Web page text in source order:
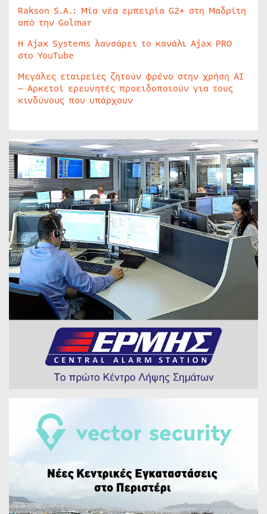
Rakson S.A.: Μία νέα εμπειρία G2+ στη Μαδρίτη
από την Golmar
Η Ajax Systems λανσάρει το κανάλι Ajax PRO
στο YouTube
Μεγάλες εταιρείες ζητούν φρένο στην χρήση AI
– Αρκετοί ερευνητές προειδοποιούν για τους
κινδύνους που υπάρχουν